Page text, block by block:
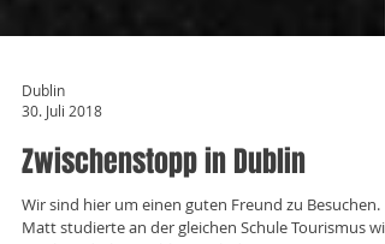
Dublin
30. Juli 2018
Zwischenstopp in Dublin